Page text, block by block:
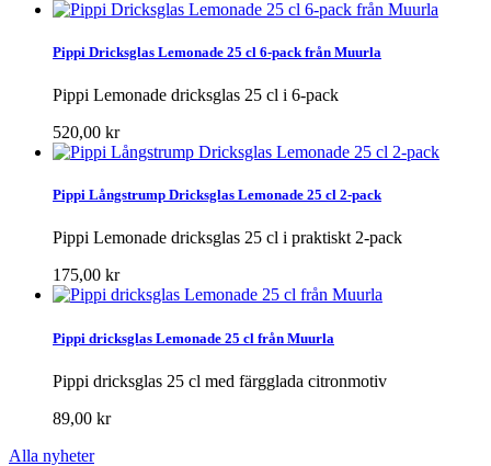
Pippi Dricksglas Lemonade 25 cl 6-pack från Muurla
Pippi Lemonade dricksglas 25 cl i 6-pack
520,00 kr
Pippi Långstrump Dricksglas Lemonade 25 cl 2-pack
Pippi Lemonade dricksglas 25 cl i praktiskt 2-pack
175,00 kr
Pippi dricksglas Lemonade 25 cl från Muurla
Pippi dricksglas 25 cl med färgglada citronmotiv
89,00 kr
Alla nyheter